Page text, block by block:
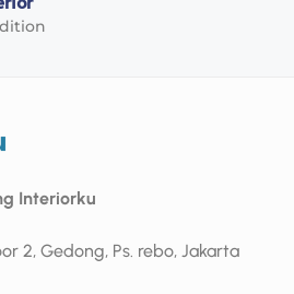
Interiorku
2, Gedong, Ps. rebo, Jakarta